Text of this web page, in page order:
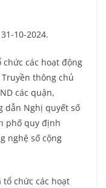
10-2024.
các hoạt động
thông chủ
các quận,
dẫn Nghị quyết số
phố quy định
nghệ số cộng
tổ chức các hoạt